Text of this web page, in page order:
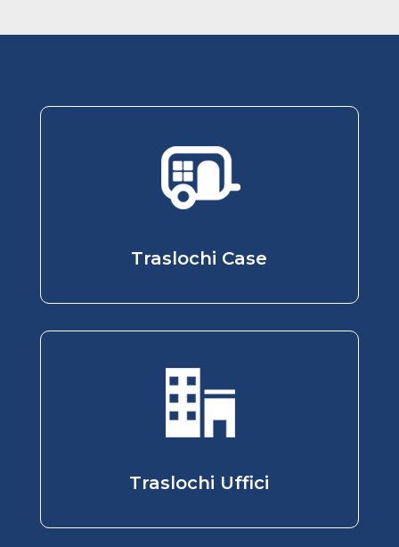
Traslochi Case
Traslochi Uffici